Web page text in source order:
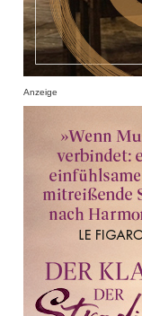
Anzeige